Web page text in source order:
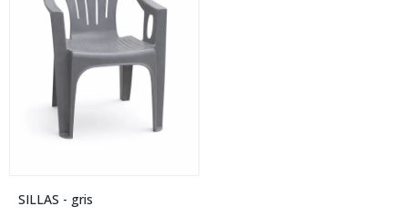
SILLAS - gris